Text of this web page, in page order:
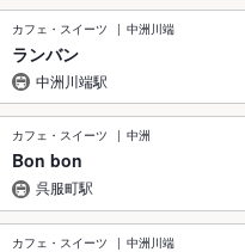
カフェ・スイーツ 中洲川端
ランバン
中洲川端駅
カフェ・スイーツ 中洲
Bon bon
呉服町駅
カフェ・スイーツ 中洲川端